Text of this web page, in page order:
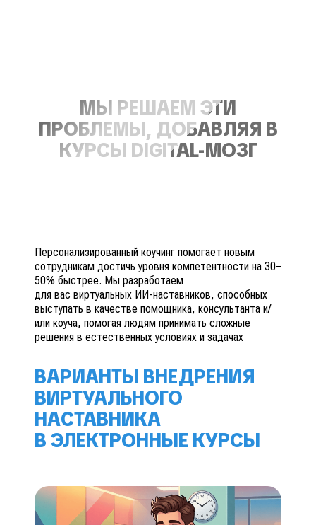
МЫ РЕШАЕМ ЭТИ
ПРОБЛЕМЫ, ДОБАВЛЯЯ В
КУРСЫ DIGITAL-МОЗГ
Персонализированный коучинг помогает новым
сотрудникам достичь уровня компетентности на 30–
50% быстрее. Мы разработаем
для вас виртуальных ИИ-наставников, способных
выступать в качестве помощника, консультанта и/
или коуча, помогая людям принимать сложные
решения в естественных условиях и задачах
ВАРИАНТЫ ВНЕДРЕНИЯ
ВИРТУАЛЬНОГО
НАСТАВНИКА
В ЭЛЕКТРОННЫЕ КУРСЫ